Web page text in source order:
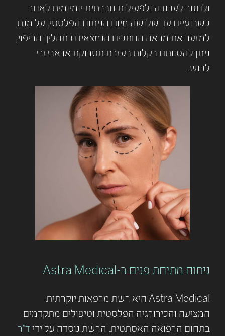
ולחזור לעבודה ולפעילות חברתית יומיומית לאחר
כשבועיים עד שלושה מיום הניתוח הפלסטי. על מנת
למזער את מראה החתכים הנמצאים בתהליך הריפוי,
ניתן להסוותם בקלות בעזרת תסרוקת או אביזרי
לבוש.
ניתוח מתיחת פנים ב-Astra Medical
Astra Medical היא רשת מרפאות יוקרתית
המציעה והכירורגיה הפלסטית וטיפולים מתקדמים
בתחום הרפואה האסתטית. הרשת נוסדה על ידי ד"ר